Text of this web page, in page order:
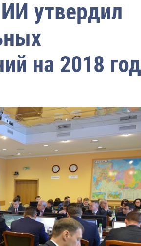
утвердил
на 2018 год